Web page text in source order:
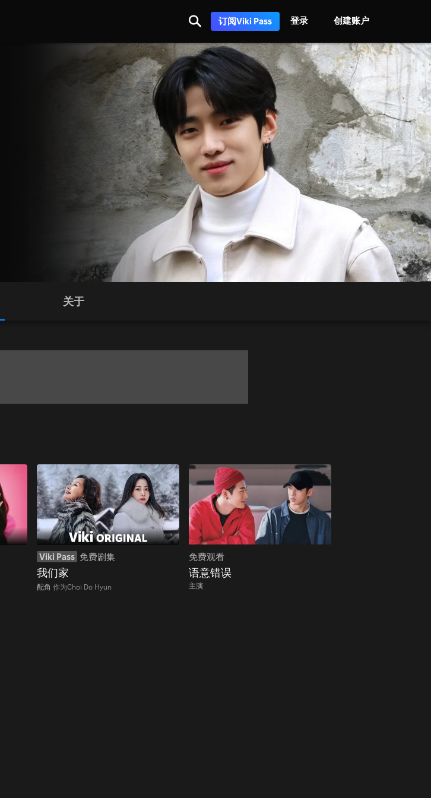
订阅Viki Pass 登录 创建账户
关于
Viki Pass 免费剧集
我们家
配角 作为Choi Do Hyun
免费观看
语意错误
主演